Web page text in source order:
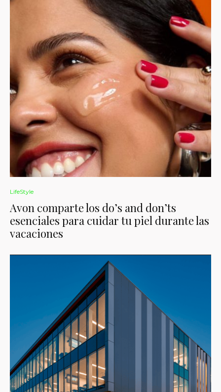
LifeStyle
Avon comparte los do’s and don’ts
esenciales para cuidar tu piel durante las
vacaciones